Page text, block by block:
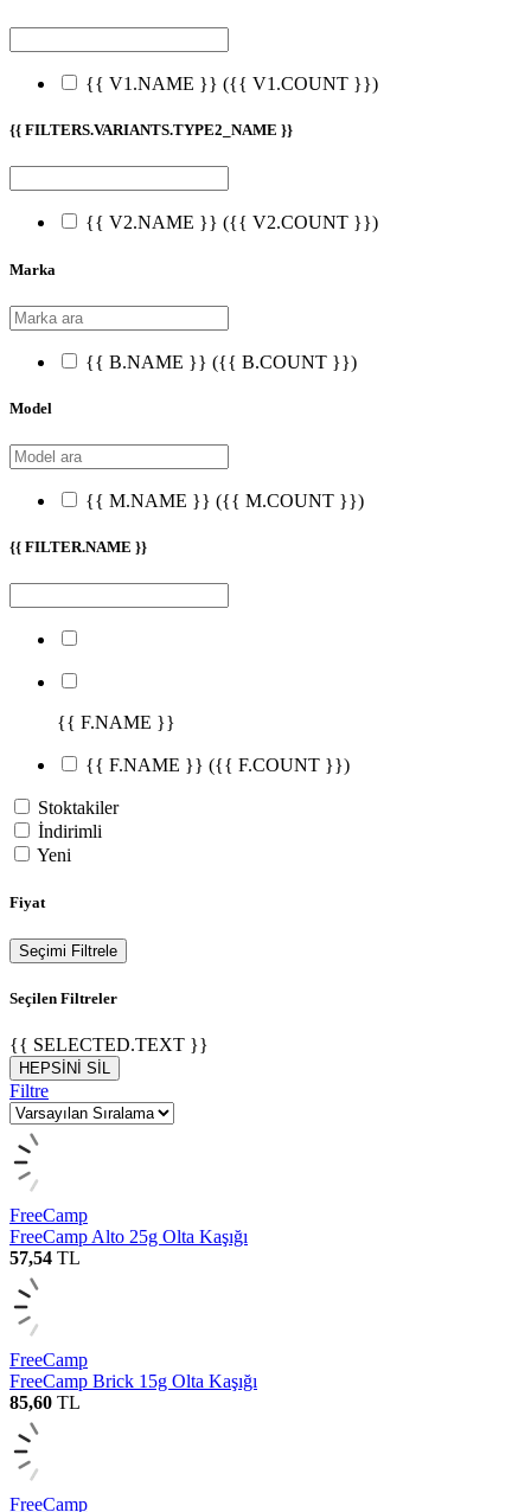
{{ V1.NAME }} ({{ V1.COUNT }})
{{ FILTERS.VARIANTS.TYPE2_NAME }}
{{ V2.NAME }} ({{ V2.COUNT }})
Marka
{{ B.NAME }} ({{ B.COUNT }})
Model
{{ M.NAME }} ({{ M.COUNT }})
{{ FILTER.NAME }}
{{ F.NAME }}
{{ F.NAME }} ({{ F.COUNT }})
Stoktakiler
İndirimli
Yeni
Fiyat
Seçimi Filtrele
Seçilen Filtreler
{{ SELECTED.TEXT }}
HEPSİNİ SİL
Filtre
FreeCamp
FreeCamp Alto 25g Olta Kaşığı
57,54 TL
FreeCamp
FreeCamp Brick 15g Olta Kaşığı
85,60 TL
FreeCamp